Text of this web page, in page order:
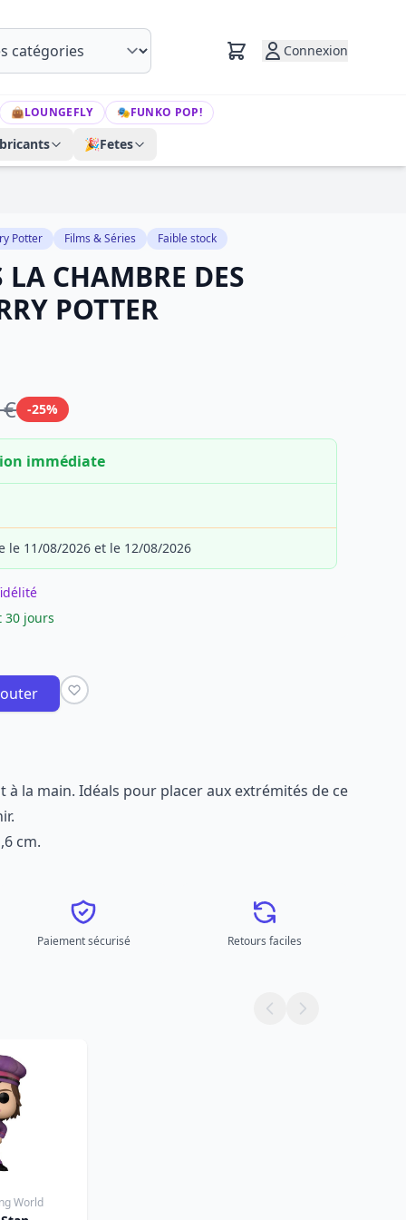
Connexion
👜LOUNGEFLY 🎭FUNKO POP!
🎉Fetes
Potter Films & Séries Faible stock
LA CHAMBRE DES
POTTER
-25%
immédiate
le 11/08/2026 et le 12/08/2026
30 jours
à la main. Idéals pour placer aux extrémités de ce
cm.
Paiement sécurisé Retours faciles
World